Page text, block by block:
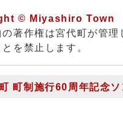
© Miyashiro Town
著作権は宮代町が管理
を禁止します。
町制施行60周年記念ソ